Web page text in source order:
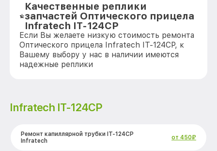
Качественные реплики
запчастей Оптического прицела
Infratech IT-124CP
Если Вы желаете низкую стоимость ремонта
Оптического прицела Infratech IT-124CP, к
Вашему выбору у нас в наличии имеются
надежные реплики
Infratech IT-124CP
Ремонт капиллярной трубки IT-124CP
Infratech
от 450₽